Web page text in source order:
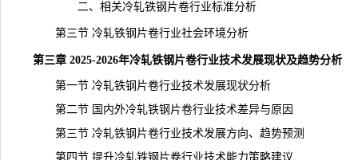
二、相关冷轧铁钢片卷行业标准分析
第三节 冷轧铁钢片卷行业社会环境分析
第三章 2025-2026年冷轧铁钢片卷行业技术发展现状及趋势分析
第一节 冷轧铁钢片卷行业技术发展现状分析
第二节 国内外冷轧铁钢片卷行业技术差异与原因
第三节 冷轧铁钢片卷行业技术发展方向、趋势预测
第四节 提升冷轧铁钢片卷行业技术能力策略建议